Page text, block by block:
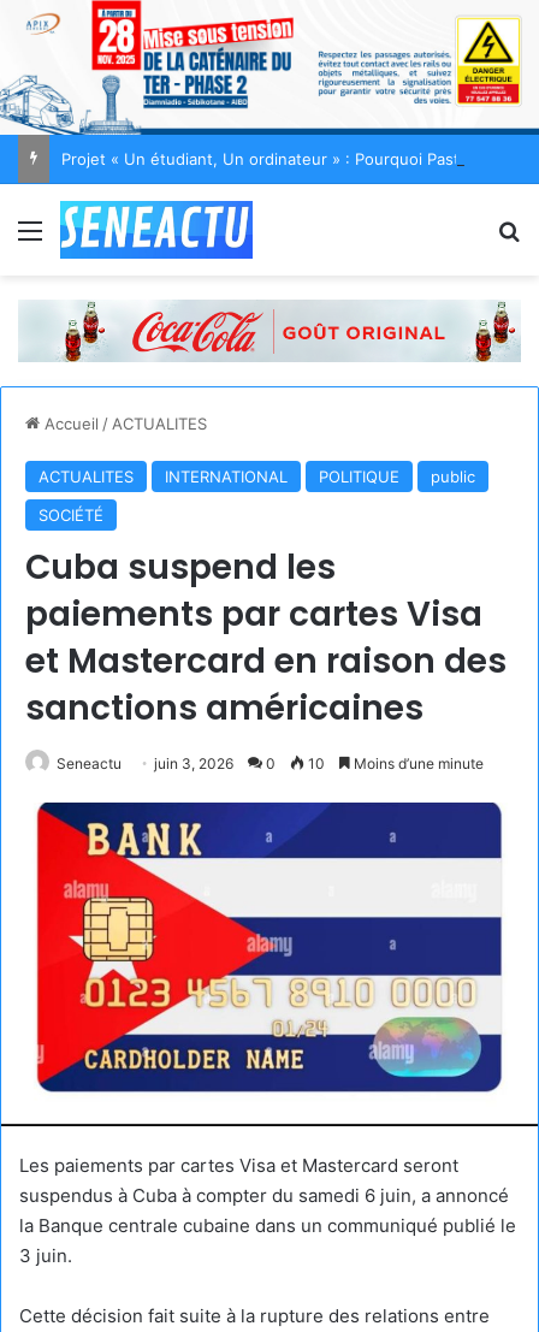
Menu
Accueil / ACTUALITES
ACTUALITES INTERNATIONAL POLITIQUE
public
SOCIÉTÉ
Cuba suspend les
paiements par cartes Visa
et Mastercard en raison des
sanctions américaines
Seneactu juin 3, 2026 0 10 Moins d’une minute
Les paiements par cartes Visa et Mastercard seront
suspendus à Cuba à compter du samedi 6 juin, a annoncé
la Banque centrale cubaine dans un communiqué publié le
3 juin.
Cette décision fait suite à la rupture des relations entre